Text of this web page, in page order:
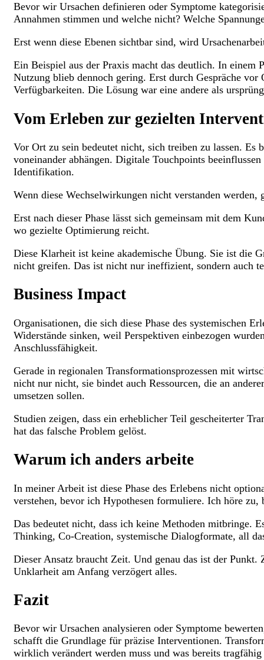
Bevor wir Ursachen definieren oder Symptome
Annahmen stimmen und welche nicht? Welche
Erst wenn diese Ebenen sichtbar sind, wird
Ein Beispiel aus der Praxis macht das deutlich. In
Nutzung blieb dennoch gering. Erst durch Gespräche
Verfügbarkeiten. Die Lösung war eine andere als
Vom Erleben zur gezielten
Vor Ort zu sein bedeutet nicht, sich treiben zu lassen. Es
voneinander abhängen. Digitale Touchpoints
Identifikation.
Wenn diese Wechselwirkungen nicht verstanden werden,
Erst nach dieser Phase lässt sich gemeinsam mit dem
wo gezielte Optimierung reicht.
Diese Klarheit ist keine akademische Übung. Sie ist die
nicht greifen. Das ist nicht nur ineffizient, sondern auch
Business Impact
Organisationen, die sich diese Phase des systemischen
Widerstände sinken, weil Perspektiven einbezogen
Anschlussfähigkeit.
Gerade in regionalen Transformationsprozessen mit
nicht nur nicht, sie bindet auch Ressourcen, die an
umsetzen sollen.
Studien zeigen, dass ein erheblicher Teil gescheiterter
hat das falsche Problem gelöst.
Warum ich anders arbeite
In meiner Arbeit ist diese Phase des Erlebens nicht
verstehen, bevor ich Hypothesen formuliere. Ich höre zu,
Das bedeutet nicht, dass ich keine Methoden mitbringe.
Thinking, Co-Creation, systemische Dialogformate, all
Dieser Ansatz braucht Zeit. Und genau das ist der
Unklarheit am Anfang verzögert alles.
Fazit
Bevor wir Ursachen analysieren oder Symptome
schafft die Grundlage für präzise Interventionen.
wirklich verändert werden muss und was bereits